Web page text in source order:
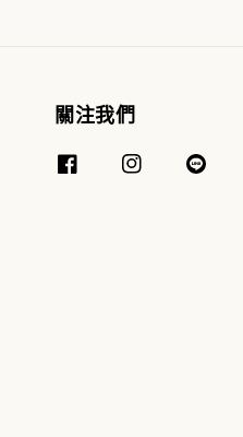
關注我們